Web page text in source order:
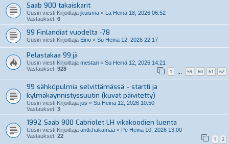
Saab 900 takaiskarit
Uusin viesti Kirjoittaja jkuisma « La Heinä 18, 2026 06:52
Vastaukset: 6
99 Finlandiat vuodelta -78
Uusin viesti Kirjoittaja Eino « Su Heinä 12, 2026 22:17
Pelastakaa 99:jä
Uusin viesti Kirjoittaja mestari « Su Heinä 12, 2026 14:21
Vastaukset: 928 1 59 60 61 62
99 sähköpulmia selvittämässä - startti ja
kylmäkäynnistyssuutin (kuvat päivitetty)
Uusin viesti Kirjoittaja jus « Su Heinä 12, 2026 10:50
Vastaukset: 3
1992 Saab 900 Cabriolet LH vikakoodien luenta
Uusin viesti Kirjoittaja antti.hakamaa « Pe Heinä 10, 2026 13:00
Vastaukset: 22 1 2